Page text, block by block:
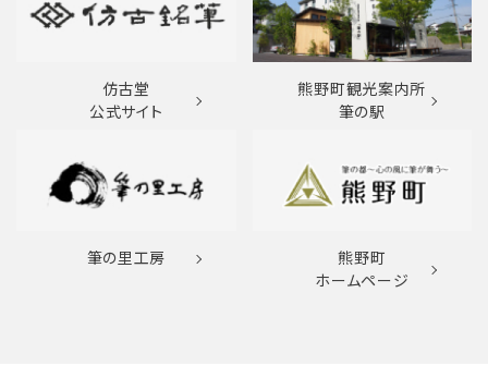
仿古堂
公式サイト
熊野町観光案内所
筆の駅
筆の里工房
熊野町
ホームページ